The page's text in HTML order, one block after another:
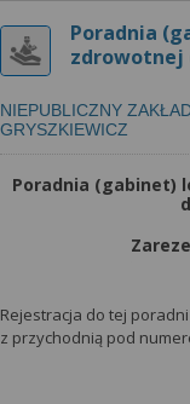
Poradnia
zdrowotnej
NIEPUBLICZNY
GRYSZKIEWICZ
Poradnia (gabinet)
Rejestracja do tej
z przychodnią pod